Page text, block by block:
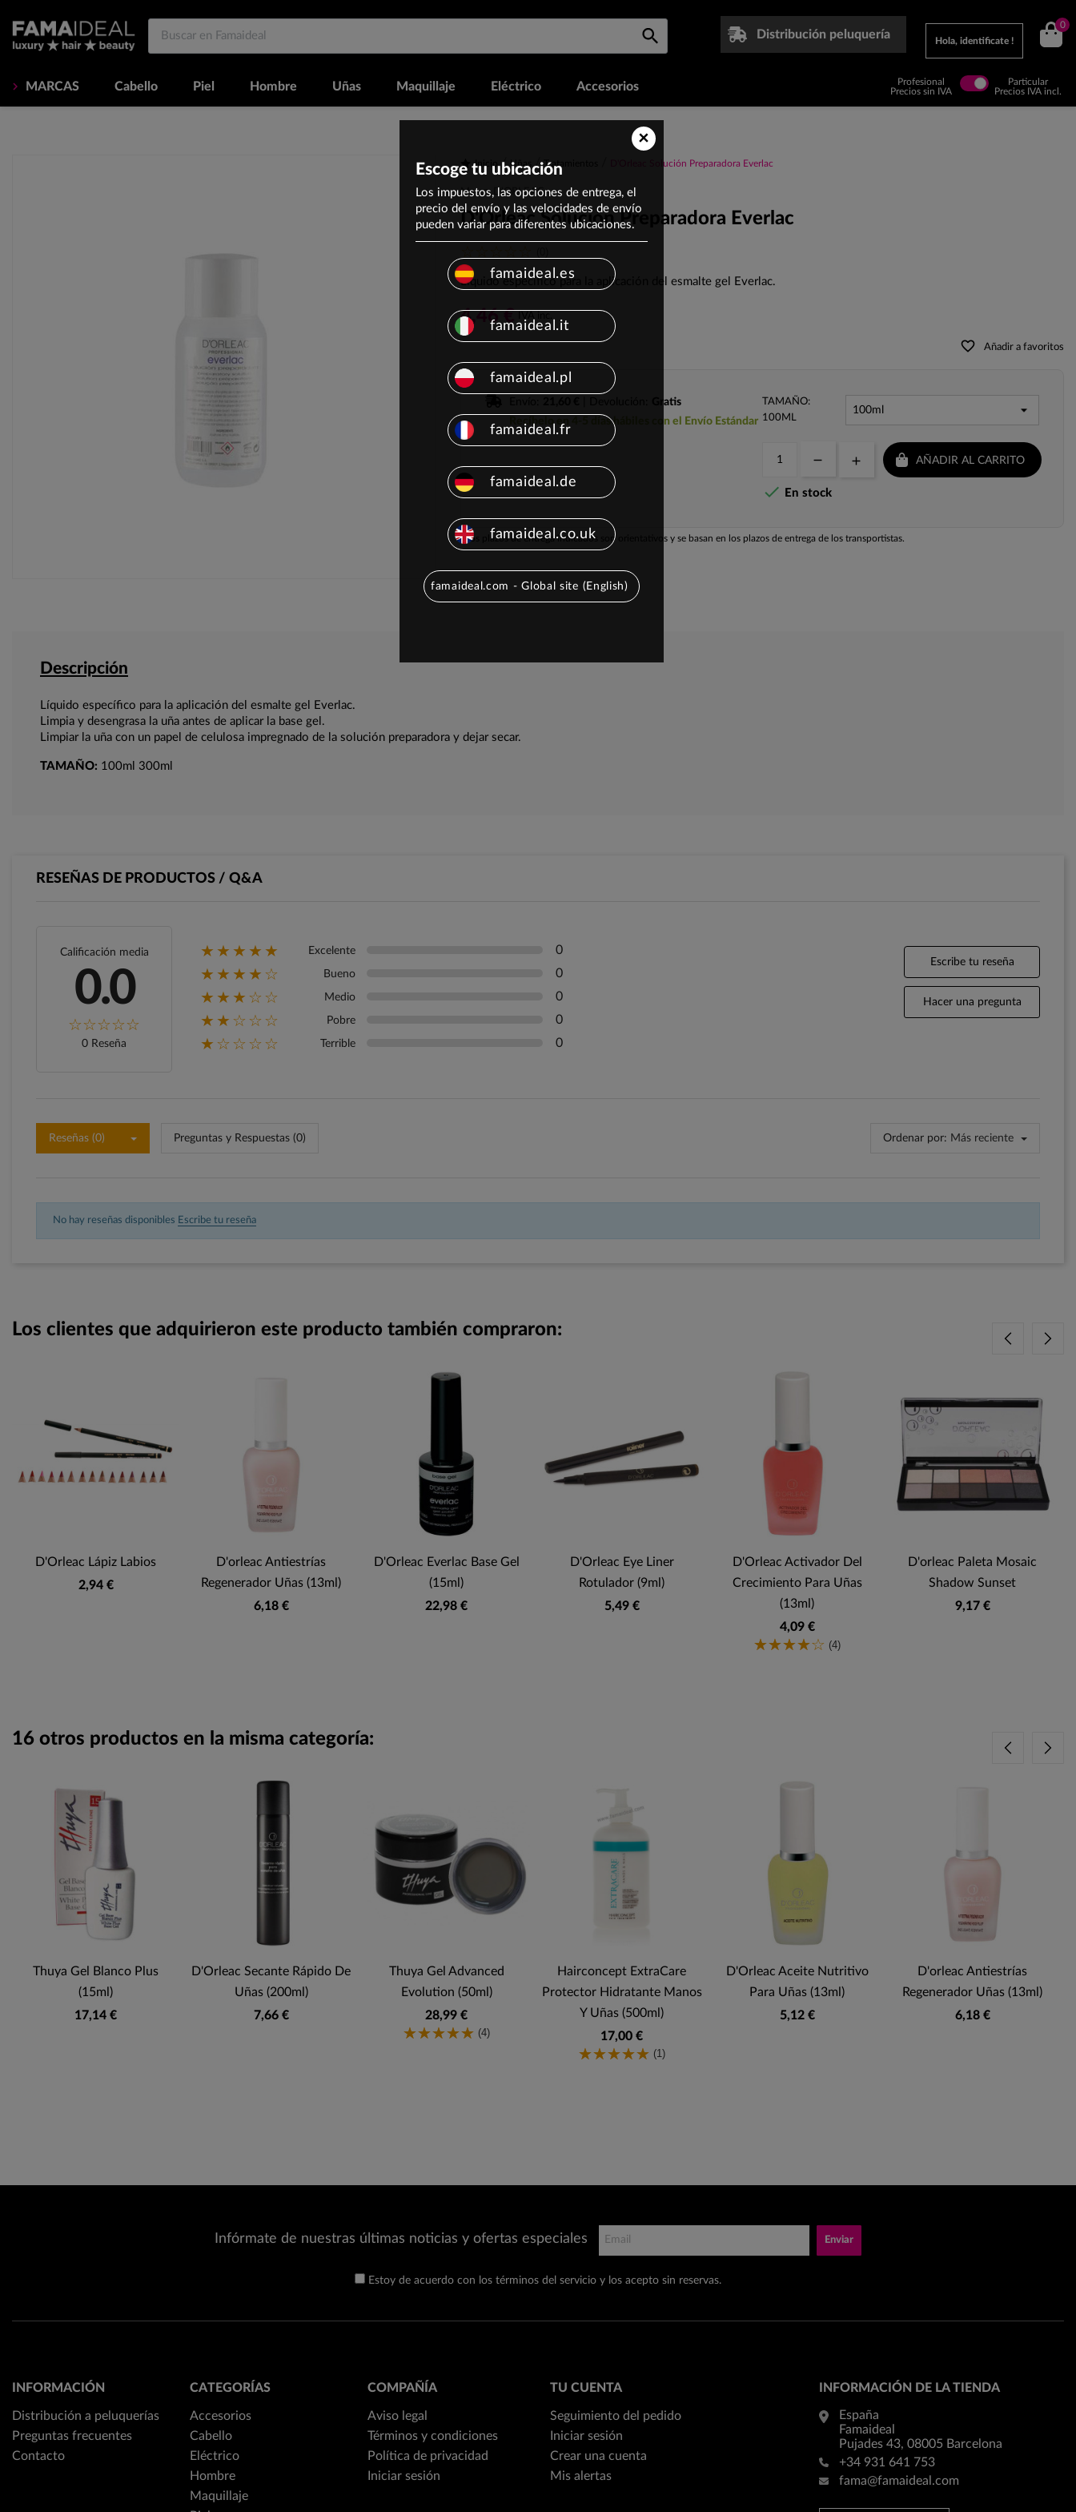
Distribución peluquería
Hola, identificate !
0
MARCAS Cabello Piel Hombre Uñas Maquillaje Eléctrico Accesorios
Profesional
Precios sin IVA
Particular
Precios IVA incl.
Inicio Uñas Tratamientos D'Orleac Solución Preparadora Everlac
Marca: D'ORLEAC
D'Orleac Solución Preparadora Everlac
Líquido específico para la aplicación del esmalte gel Everlac.
4,46 €
favorite_border Añadir a favoritos
Gratis
Recíbelo en 4-5 días hábiles con el Envío Estándar
TAMAÑO:
100ML
AÑADIR AL CARRITO
 En stock
Los plazos de entrega indicados son orientativos y se basan en los plazos de entrega de los transportistas.
Descripción
Líquido específico para la aplicación del esmalte gel Everlac.
Limpia y desengrasa la uña antes de aplicar la base gel.
Limpiar la uña con un papel de celulosa impregnado de la solución preparadora y dejar secar.
TAMAÑO: 100ml 300ml
RESEÑAS DE PRODUCTOS / Q&A
Calificación media
0.0
0 Reseña
★★★★★ Excelente 0
★★★★☆ Bueno 0
★★★☆☆ Medio 0
★★☆☆☆ Pobre 0
★☆☆☆☆ Terrible 0
Escribe tu reseña
Hacer una pregunta
Reseñas (0) Preguntas y Respuestas (0) Ordenar por: Más reciente
No hay reseñas disponibles Escribe tu reseña
Los clientes que adquirieron este producto también compraron:
D'Orleac Lápiz Labios
2,94 €
D'orleac Antiestrías
Regenerador Uñas (13ml)
6,18 €
D'Orleac Everlac Base Gel
(15ml)
22,98 €
D'Orleac Eye Liner
Rotulador (9ml)
5,49 €
D'Orleac Activador Del
Crecimiento Para Uñas
(13ml)
4,09 €
(4)
D'orleac Paleta Mosaic
Shadow Sunset
9,17 €
16 otros productos en la misma categoría:
Thuya Gel Blanco Plus
(15ml)
17,14 €
D'Orleac Secante Rápido De
Uñas (200ml)
7,66 €
Thuya Gel Advanced
Evolution (50ml)
28,99 €
(4)
Hairconcept ExtraCare
Protector Hidratante Manos
Y Uñas (500ml)
17,00 €
(1)
D'Orleac Aceite Nutritivo
Para Uñas (13ml)
5,12 €
D'orleac Antiestrías
Regenerador Uñas (13ml)
6,18 €
Infórmate de nuestras últimas noticias y ofertas especiales Enviar
Estoy de acuerdo con los términos del servicio y los acepto sin reservas.
INFORMACIÓN
Distribución a peluquerías
Preguntas frecuentes
Contacto
CATEGORÍAS
Accesorios
Cabello
Eléctrico
Hombre
Maquillaje
COMPAÑÍA
Aviso legal
Términos y condiciones
Política de privacidad
Iniciar sesión
TU CUENTA
Seguimiento del pedido
Iniciar sesión
Crear una cuenta
Mis alertas
INFORMACIÓN DE LA TIENDA
España
Famaideal
Pujades 43, 08005 Barcelona
+34 931 641 753
fama@famaideal.com
×
Escoge tu ubicación
Los impuestos, las opciones de entrega, el
precio del envío y las velocidades de envío
pueden variar para diferentes ubicaciones.
famaideal.es
famaideal.it
famaideal.pl
famaideal.fr
famaideal.de
famaideal.co.uk
famaideal.com - Global site (English)